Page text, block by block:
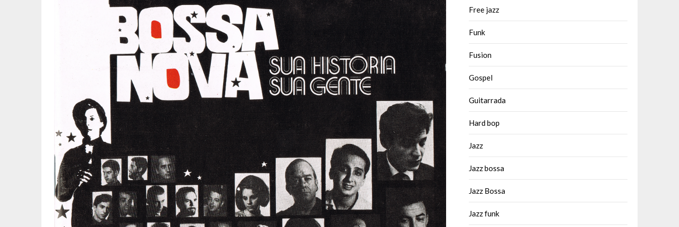
Free jazz
Funk
Fusion
Gospel
Guitarrada
Hard bop
Jazz
Jazz bossa
Jazz Bossa
Jazz funk